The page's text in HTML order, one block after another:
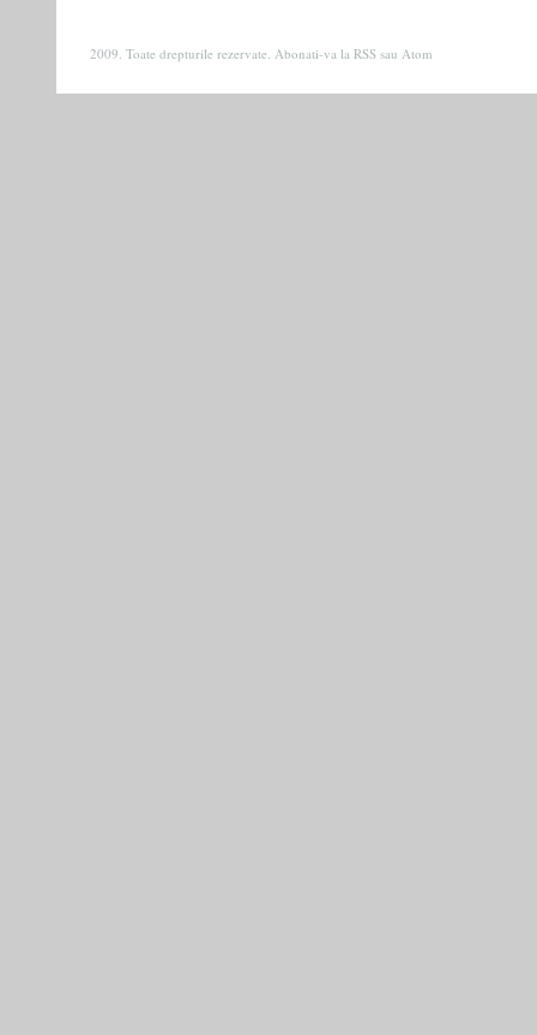
2009. Toate drepturile rezervate. Abonati-va la RSS sau Atom